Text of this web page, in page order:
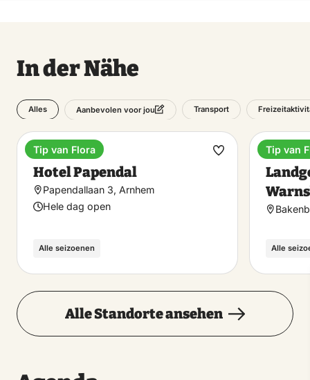
In der Nähe
Alles Aanbevolen voor jou Transport
Hotel
Hotel Papendal
Papendallaan 3, Arnhem
Hele dag open
Alle seizoenen
Tip van Flora
Favorit
Alle
Tip van
Alle Standorte ansehen